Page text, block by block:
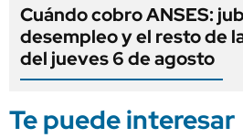
Cuándo cobro ANSES:
desempleo y el resto de
del jueves 6 de agosto
Te puede interesar